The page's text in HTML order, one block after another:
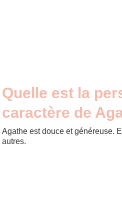
Quelle est la
caractère de
Agathe est douce et généreuse.
autres.